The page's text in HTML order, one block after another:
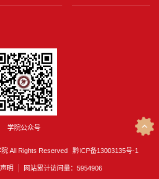
学院公众号
All Rights Reserved 黔ICP备13003135号-1
明 网站累计访问量： 5954906